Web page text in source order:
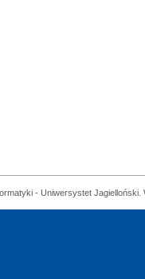
- Uniwersystet